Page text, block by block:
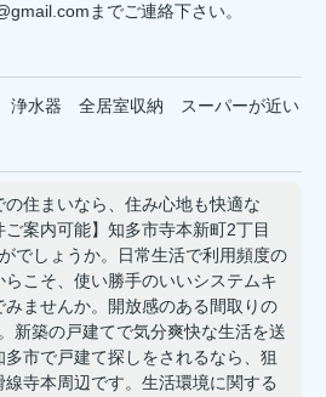
までご連絡下さい。
浄水器 全居室収納 スーパーが近い
の住まいなら、住み心地も快適な
ご案内可能】知多市寺本新町2丁目
でしょうか。日常生活で利用頻度の
らこそ、使い勝手のいいシステムキ
みませんか。開放感のある間取りの
新築の戸建てで気分爽快な生活を送
多市で戸建て探しをされるなら、狙
線寺本周辺です。生活環境に関する